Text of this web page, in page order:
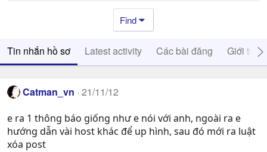
Find
Tin nhắn hồ sơ Latest activity Các bài đăng Giới thiệu
Catman_vn 21/11/12
e ra 1 thông báo giống như e nói với anh, ngoài ra e
hướng dẫn vài host khác để up hình, sau đó mới ra luật
xóa post